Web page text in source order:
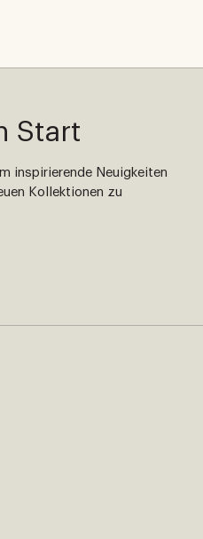
Start
inspirierende Neuigkeiten
Kollektionen zu